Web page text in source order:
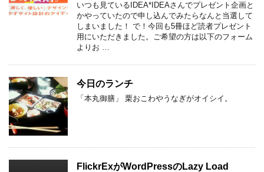
いつも見ているIDEA*IDEAさんでプレゼント企画と
かやっていたので申し込んでみたらなんと当選して
しまいました！ で！今回も5冊ほど読者プレゼント
用にいただきました。ご希望の方は以下のフォーム
よりお …
今日のランチ
「本丸御膳」 栗おこわやうなぎがオイシイ。
FlickrExがWordPressのLazy Load